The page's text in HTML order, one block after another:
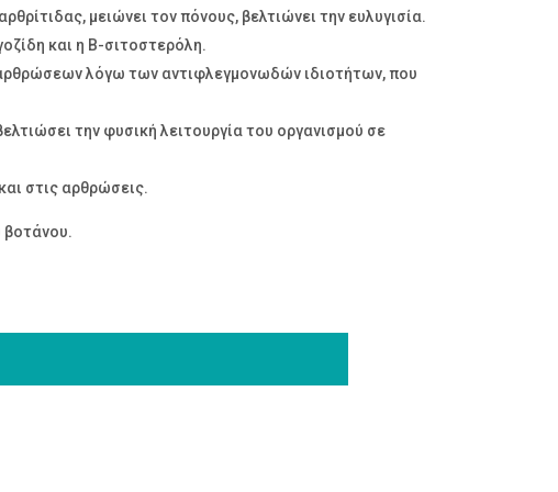
μειώνει τον πόνους, βελτιώνει την ευλυγισία.
και η Β-σιτοστερόλη.
λόγω των αντιφλεγμονωδών ιδιοτήτων, που
την φυσική λειτουργία του οργανισμού σε
στις αρθρώσεις.
βοτάνου.